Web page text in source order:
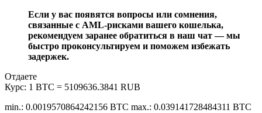
Если у вас появятся вопросы или сомнения,
связанные с AML-рисками вашего кошелька,
рекомендуем заранее обратиться в наш чат — мы
быстро проконсультируем и поможем избежать
задержек.
Отдаете
Курс: 1 BTC = 5109636.3841 RUB
min.: 0.0019570864242156 BTC max.: 0.039141728484311 BTC